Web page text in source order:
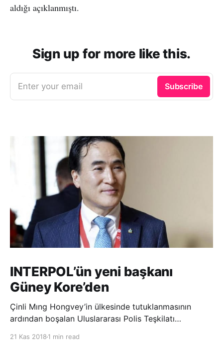
aldığı açıklanmıştı.
Sign up for more like this.
Enter your email Subscribe
INTERPOL’ün yeni başkanı
Güney Kore’den
Çinli Mıng Hongvey’in ülkesinde tutuklanmasının
ardından boşalan Uluslararası Polis Teşkilatı
21 Kas 2018 1 min read